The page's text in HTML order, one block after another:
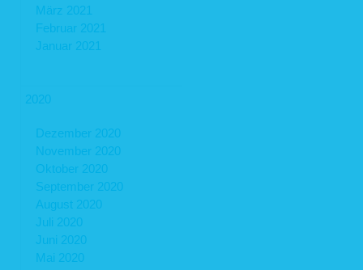
März 2021
Februar 2021
Januar 2021
2020
Dezember 2020
November 2020
Oktober 2020
September 2020
August 2020
Juli 2020
Juni 2020
Mai 2020